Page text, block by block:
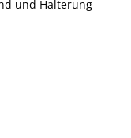
und Halterung